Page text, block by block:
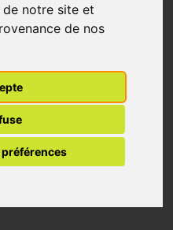
notre site et
de nos